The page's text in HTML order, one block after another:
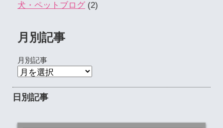
犬・ペットブログ (2)
月別記事
月別記事
日別記事